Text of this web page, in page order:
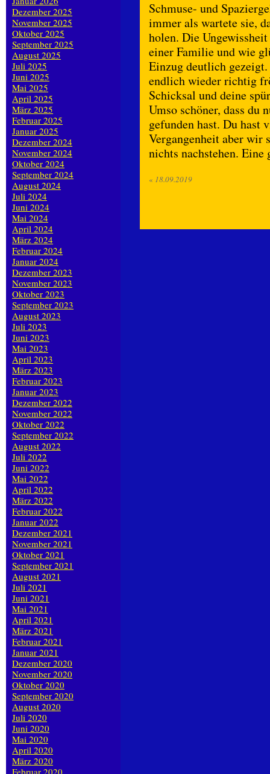
Schmuse- und
immer als wartete sie,
holen. Die
einer Familie und wie
Einzug deutlich
endlich wieder richtig
Schicksal und deine
Umso schöner, dass du
gefunden hast. Du hast
Vergangenheit aber wir
nichts nachstehen.
« 18.09.2019
Dezember 2025
November 2025
Oktober 2025
September 2025
August 2025
Juli 2025
Juni 2025
Mai 2025
April 2025
März 2025
Februar 2025
Januar 2025
Dezember 2024
November 2024
Oktober 2024
September 2024
August 2024
Juli 2024
Juni 2024
Mai 2024
April 2024
März 2024
Februar 2024
Januar 2024
Dezember 2023
November 2023
Oktober 2023
September 2023
August 2023
Juli 2023
Juni 2023
Mai 2023
April 2023
März 2023
Februar 2023
Januar 2023
Dezember 2022
November 2022
Oktober 2022
September 2022
August 2022
Juli 2022
Juni 2022
Mai 2022
April 2022
März 2022
Februar 2022
Januar 2022
Dezember 2021
November 2021
Oktober 2021
September 2021
August 2021
Juli 2021
Juni 2021
Mai 2021
April 2021
März 2021
Februar 2021
Januar 2021
Dezember 2020
November 2020
Oktober 2020
September 2020
August 2020
Juli 2020
Juni 2020
Mai 2020
April 2020
März 2020
Februar 2020